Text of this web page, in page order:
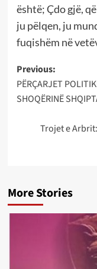
është; Çdo gjë,
ju pëlqen, ju
fuqishëm në
Post
Previous:
PËRÇARJET
SHOQËRINË
Trojet e
More Stories